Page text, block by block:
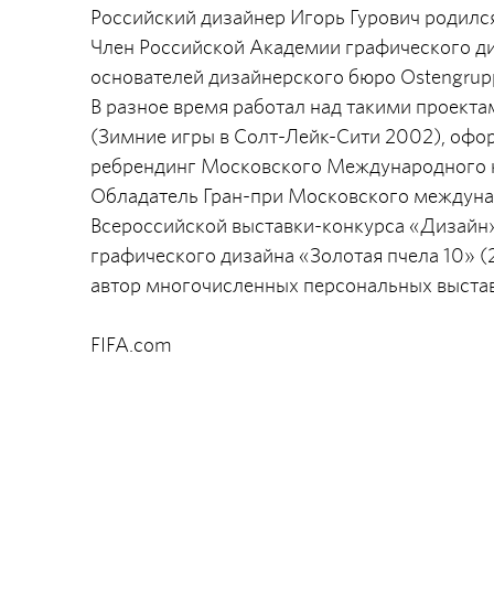
Российский дизайнер Игорь Гурович
Член Российской Академии графического
основателей дизайнерского бюро
В разное время работал над такими
(Зимние игры в Солт-Лейк-Сити 2002),
ребрендинг Московского Международного
Обладатель Гран-при Московского
Всероссийской выставки-конкурса
графического дизайна «Золотая пчела
автор многочисленных персональных
FIFA.com